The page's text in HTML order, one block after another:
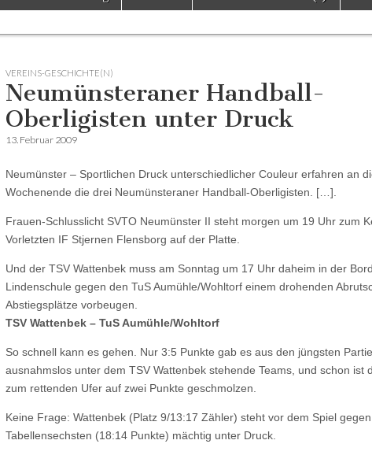
VEREINS-GESCHICHTE(N)
Neumünsteraner Handball-
Oberligisten unter Druck
13. Februar 2009
Neumünster – Sportlichen Druck unterschiedlicher Couleur erfahren an
Wochenende die drei Neumünsteraner Handball-Oberligisten. […].
Frauen-Schlusslicht SVTO Neumünster II steht morgen um 19 Uhr zum
Vorletzten IF Stjernen Flensborg auf der Platte.
Und der TSV Wattenbek muss am Sonntag um 17 Uhr daheim in der
Lindenschule gegen den TuS Aumühle/Wohltorf einem drohenden
Abstiegsplätze vorbeugen.
TSV Wattenbek – TuS Aumühle/Wohltorf
So schnell kann es gehen. Nur 3:5 Punkte gab es aus den jüngsten
ausnahmslos unter dem TSV Wattenbek stehende Teams, und schon ist
zum rettenden Ufer auf zwei Punkte geschmolzen.
Keine Frage: Wattenbek (Platz 9/13:17 Zähler) steht vor dem Spiel
Tabellensechsten (18:14 Punkte) mächtig unter Druck.